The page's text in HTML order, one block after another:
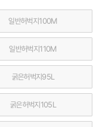
일반허벅지100M
일반허벅지110M
굵은허벅지95L
굵은허벅지105L